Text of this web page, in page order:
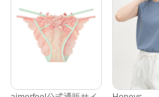
公式
※外部サイ